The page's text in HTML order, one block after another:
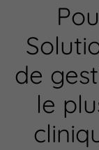
de
le